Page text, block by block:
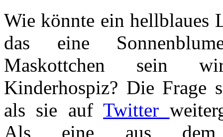
Wie könnte ein hellblaues
das eine
Maskottchen sein
Kinderhospiz? Die Frage
als sie aufTwitter
Als eine aus